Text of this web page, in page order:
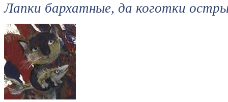
Лапки бархатные, да коготки